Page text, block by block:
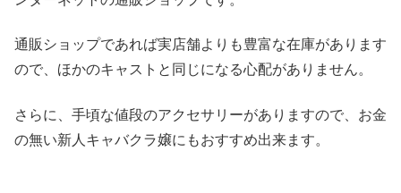
通販ショップであれば実店舗よりも豊富な在庫があります
ので、ほかのキャストと同じになる心配がありません。
さらに、手頃な値段のアクセサリーがありますので、お金
の無い新人キャバクラ嬢にもおすすめ出来ます。